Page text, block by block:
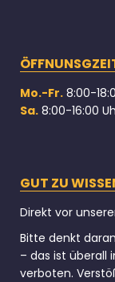
Mo.-Fr. 8:00-
Sa. 8:00-16:00
GUT ZU
Direkt vor
Bitte denkt
– das ist überall
verboten.